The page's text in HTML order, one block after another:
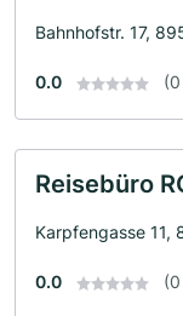
Bahnhofstr. 17,
0.0
Reisebüro
Karpfengasse 11,
0.0